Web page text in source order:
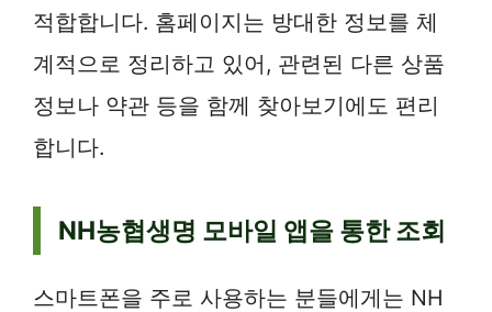
적합합니다. 홈페이지는 방대한 정보를 체
계적으로 정리하고 있어, 관련된 다른 상품
정보나 약관 등을 함께 찾아보기에도 편리
합니다.
NH농협생명 모바일 앱을 통한 조회
스마트폰을 주로 사용하는 분들에게는 NH